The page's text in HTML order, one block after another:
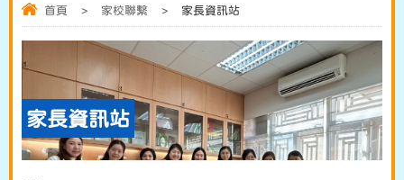
首頁 > 家校聯繫 > 家長資訊站
家長資訊站